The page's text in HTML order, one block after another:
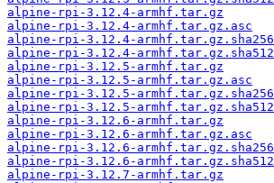
alpine-rpi-3.12.4-armhf.tar.gz
alpine-rpi-3.12.4-armhf.tar.gz.asc
alpine-rpi-3.12.4-armhf.tar.gz.sha256
alpine-rpi-3.12.4-armhf.tar.gz.sha512
alpine-rpi-3.12.5-armhf.tar.gz
alpine-rpi-3.12.5-armhf.tar.gz.asc
alpine-rpi-3.12.5-armhf.tar.gz.sha256
alpine-rpi-3.12.5-armhf.tar.gz.sha512
alpine-rpi-3.12.6-armhf.tar.gz
alpine-rpi-3.12.6-armhf.tar.gz.asc
alpine-rpi-3.12.6-armhf.tar.gz.sha256
alpine-rpi-3.12.6-armhf.tar.gz.sha512
alpine-rpi-3.12.7-armhf.tar.gz